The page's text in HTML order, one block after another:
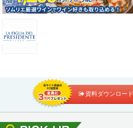
資料ダウンロード